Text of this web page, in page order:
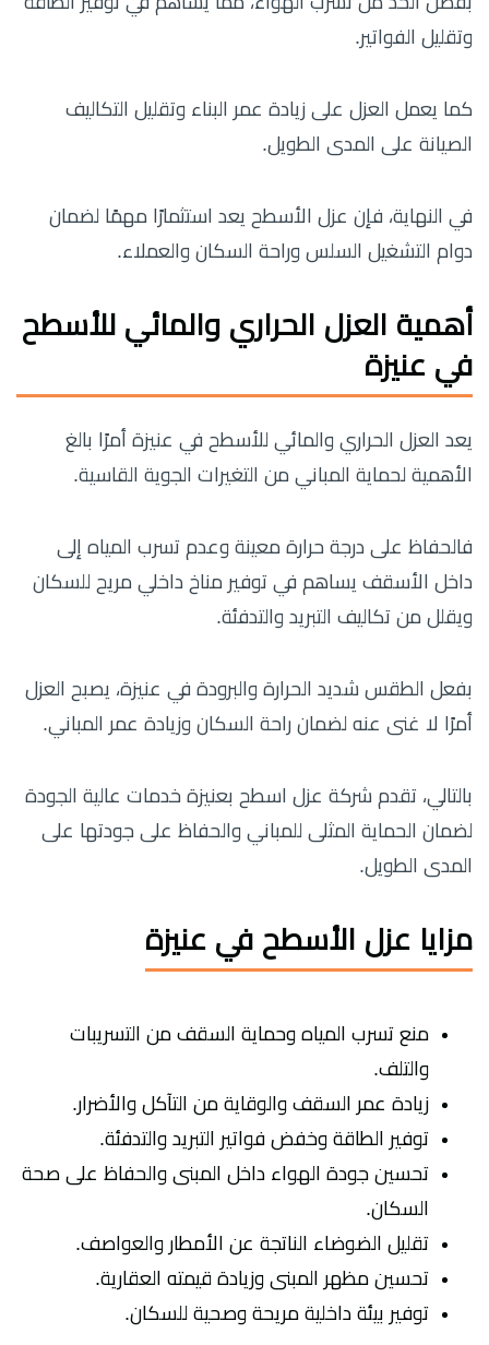
وتقليل الفواتير.
كما يعمل العزل على زيادة عمر البناء وتقليل التكاليف
الصيانة على المدى الطويل.
في النهاية، فإن عزل الأسطح يعد استثمارًا مهمًا لضمان
دوام التشغيل السلس وراحة السكان والعملاء.
أهمية العزل الحراري والمائي للأسطح
في عنيزة
يعد العزل الحراري والمائي للأسطح في عنيزة أمرًا بالغ
الأهمية لحماية المباني من التغيرات الجوية القاسية.
فالحفاظ على درجة حرارة معينة وعدم تسرب المياه إلى
داخل الأسقف يساهم في توفير مناخ داخلي مريح للسكان
ويقلل من تكاليف التبريد والتدفئة.
بفعل الطقس شديد الحرارة والبرودة في عنيزة، يصبح العزل
أمرًا لا غنى عنه لضمان راحة السكان وزيادة عمر المباني.
بالتالي، تقدم شركة عزل اسطح بعنيزة خدمات عالية الجودة
لضمان الحماية المثلى للمباني والحفاظ على جودتها على
المدى الطويل.
مزايا عزل الأسطح في عنيزة
منع تسرب المياه وحماية السقف من التسريبات
والتلف.
زيادة عمر السقف والوقاية من التآكل والأضرار.
توفير الطاقة وخفض فواتير التبريد والتدفئة.
تحسين جودة الهواء داخل المبنى والحفاظ على صحة
السكان.
تقليل الضوضاء الناتجة عن الأمطار والعواصف.
تحسين مظهر المبنى وزيادة قيمته العقارية.
توفير بيئة داخلية مريحة وصحية للسكان.